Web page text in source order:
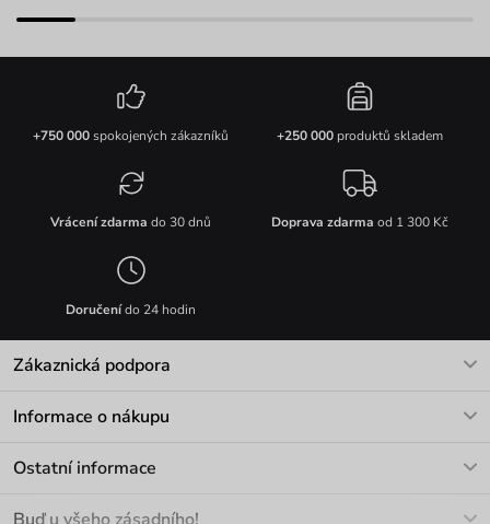
+750 000spokojených zákazníků +250 000produktů skladem
Vrácení zdarma do 30 dnů Doprava zdarma od 1 300 Kč
Doručenído 24 hodin
Zákaznická podpora
Informace o nákupu
Ostatní informace